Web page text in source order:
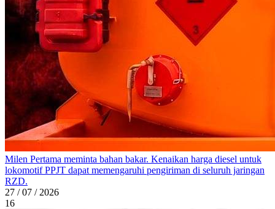
Milen Pertama meminta bahan bakar. Kenaikan harga diesel untuk
lokomotif PPJT dapat memengaruhi pengiriman di seluruh jaringan
RZD.
27 / 07 / 2026
16